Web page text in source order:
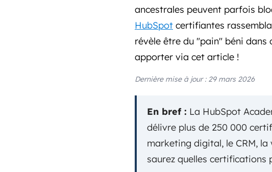
ancestrales peuvent parfois
HubSpot certifiantes
révèle être du "pain" béni dans
apporter via cet article !
Dernière mise à jour : 29 mars 2026
En bref : La HubSpot
délivre plus de 250 000
marketing digital, le CRM, la
saurez quelles